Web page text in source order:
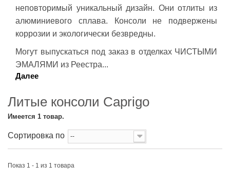
неповторимый уникальный дизайн. Они отлиты из
алюминиевого сплава. Консоли не подвержены
коррозии и экологически безвредны.
Могут выпускаться под заказ в отделках ЧИСТЫМИ
ЭМАЛЯМИ из Реестра...
Далее
Литые консоли Caprigo
Имеется 1 товар.
Сортировка по --
Показ 1 - 1 из 1 товара